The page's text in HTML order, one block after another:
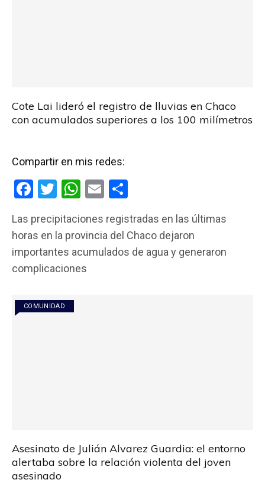
Cote Lai lideró el registro de lluvias en Chaco
con acumulados superiores a los 100 milímetros
Compartir en mis redes:
F
ce
b
o
k
T
tt
er
W
at
s
A
E
ail m
p
Las precipitaciones registradas en las últimas
horas en la provincia del Chaco dejaron
importantes acumulados de agua y generaron
complicaciones
COMUNIDAD
Asesinato de Julián Alvarez Guardia: el entorno
alertaba sobre la relación violenta del joven
asesinado